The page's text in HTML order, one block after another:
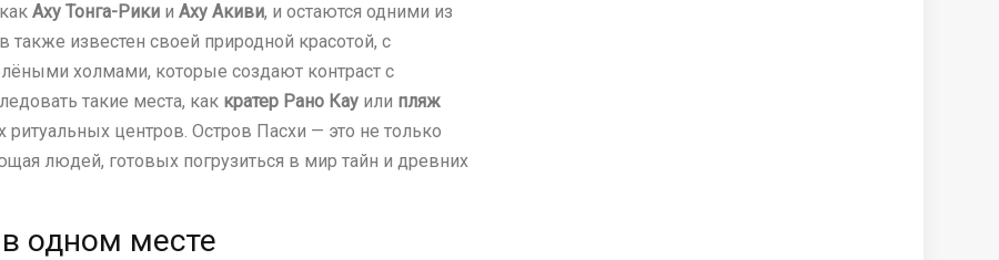
Аху Тонга-Рики и Аху Акиви, и остаются одними из
известен своей природной красотой, с
холмами, которые создают контраст с
такие места, как кратер Рано Кау или пляж
ритуальных центров. Остров Пасхи — это не только
людей, готовых погрузиться в мир тайн и древних
в одном месте